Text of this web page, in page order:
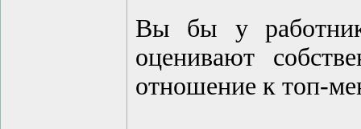
Вы бы у
оценивают
отношение к топ-